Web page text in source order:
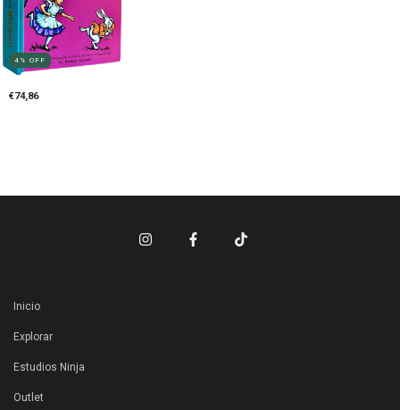
4 % OFF
€74,86
Inicio
Explorar
Estudios Ninja
Outlet